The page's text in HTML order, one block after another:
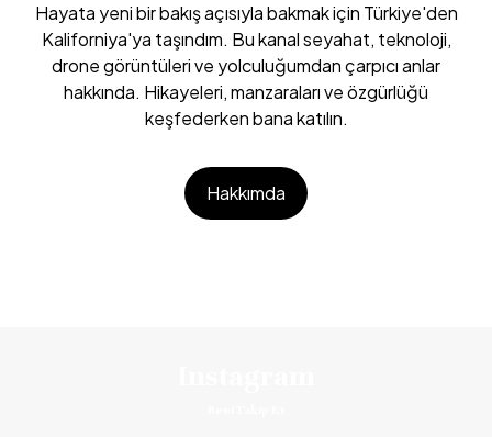
Hayata yeni bir bakış açısıyla bakmak için Türkiye'den
Kaliforniya'ya taşındım. Bu kanal seyahat, teknoloji,
drone görüntüleri ve yolculuğumdan çarpıcı anlar
hakkında. Hikayeleri, manzaraları ve özgürlüğü
keşfederken bana katılın.
Hakkımda